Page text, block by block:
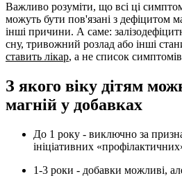
Важливо розуміти, що всі ці
можуть бути пов'язані з дефіцитом
інші причини. А саме:
сну, тривожний розлад або інші
ставить лікар, а не список симптомів
З якого віку дітям
магній у добавках
До 1 року - виключно за
ініціативних
1-3 роки - добавки можливі,